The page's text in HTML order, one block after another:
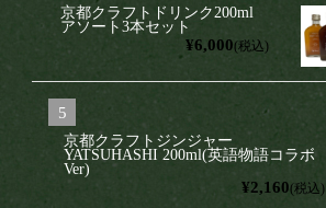
京都クラフトドリンク200ml
アソート3本セット
¥6,000(税込)
京都クラフトジンジャー
YATSUHASHI 200ml(英語物語コラボ
Ver)
¥2,160(税込)